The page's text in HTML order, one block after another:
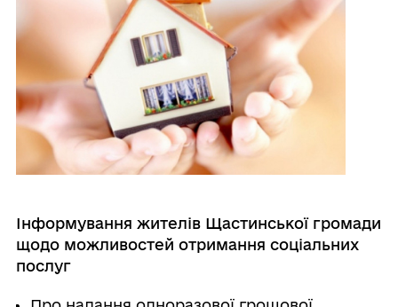
Інформування жителів Щастинської громади
щодо можливостей отримання соціальних
послуг